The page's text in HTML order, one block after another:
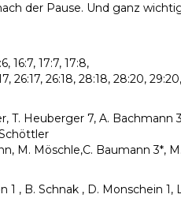
der Pause. Und ganz
16:7, 17:7, 17:8,
26:17, 26:18, 28:18, 28:20,
T. Heuberger 7, A. Bachmann
M. Möschle,C. Baumann 3*,
, B. Schnak , D. Monschein 1,